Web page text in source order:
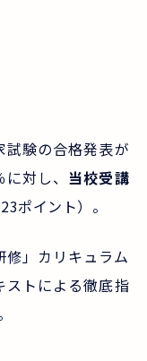
験の合格発表が
対し、 当校受講
ポイント）。
」カリキュラム
ストによる徹底指